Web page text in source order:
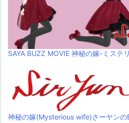
SAYA BUZZ MOVIE 神秘の嫁-ミステ
神秘の嫁(Mysterious wife)さーヤンの